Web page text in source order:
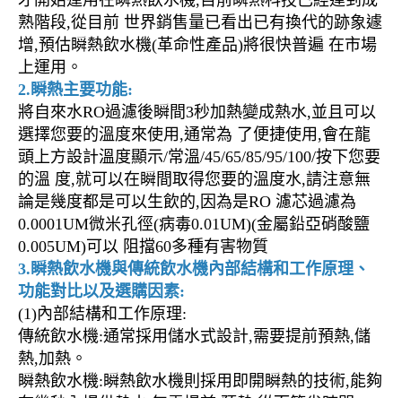
熟階段,從目前 世界銷售量已看出已有換代的跡象遽
增,預估瞬熱飲水機(革命性產品)將很快普遍 在市場
上運用。
2.瞬熱主要功能:
將自來水RO過濾後瞬間3秒加熱變成熱水,並且可以
選擇您要的溫度來使用,通常為 了便捷使用,會在龍
頭上方設計溫度顯示/常溫/45/65/85/95/100/按下您要
的溫 度,就可以在瞬間取得您要的溫度水,請注意無
論是幾度都是可以生飲的,因為是RO 濾芯過濾為
0.0001UM微米孔徑(病毒0.01UM)(金屬鉛亞硝酸鹽
0.005UM)可以 阻擋60多種有害物質
3.瞬熱飲水機與傳統飲水機內部結構和工作原理、
功能對比以及選購因素:
(1)內部結構和工作原理:
傳統飲水機:通常採用儲水式設計,需要提前預熱,儲
熱,加熱。
瞬熱飲水機:瞬熱飲水機則採用即開瞬熱的技術,能夠